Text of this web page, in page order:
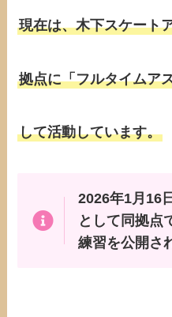
現在は、木下スケート
拠点に「フルタイムア
して活動しています。
2026年1月16
として同拠点
練習を公開さ